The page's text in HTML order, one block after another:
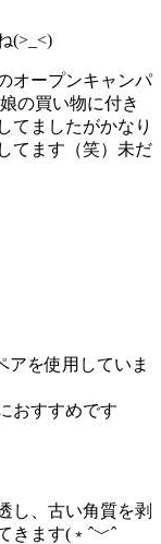
(>_<)
オープンキャンパ
の買い物に付き
てましたがかなり
てます（笑）未だ
アを使用していま
おすすめです
し、古い角質を剥
きます(﹡ˆ﹀ˆ